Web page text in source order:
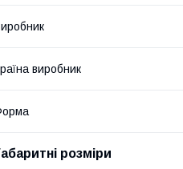
виробник
розміри